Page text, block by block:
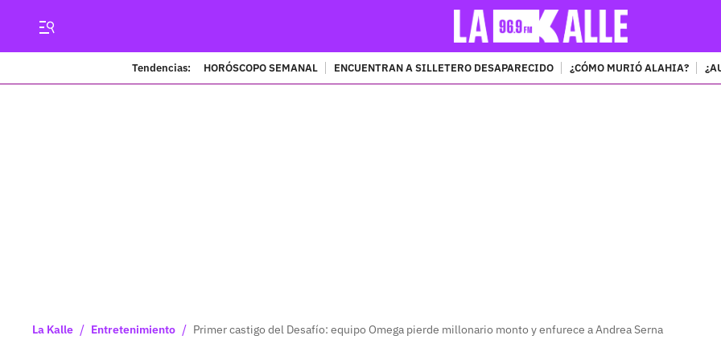
Tendencias: HORÓSCOPO SEMANAL ENCUENTRAN A SILLETERO DESAPARECIDO ¿CÓMO MURIÓ ALAHIA?
La Kalle / Entretenimiento / Primer castigo del Desafío: equipo Omega pierde millonario monto y enfurece a Andrea Serna